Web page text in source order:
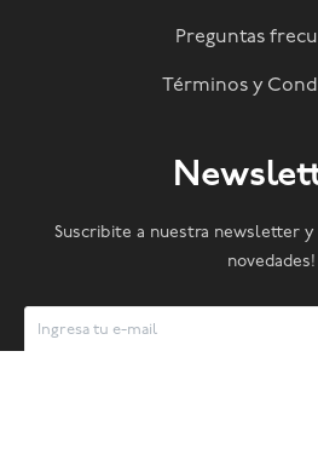
Preguntas
Términos y
Suscribite a nuestra newsletter
novedades!